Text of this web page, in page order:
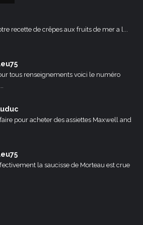
recette de crêpes aux fruits de mer a l...
tous renseignements voici le numéro
pour acheter des assiettes Maxwell and
la saucisse de Morteau est crue